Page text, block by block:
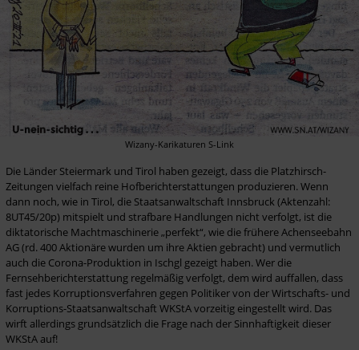
Wizany-Karikaturen S-Link
Die Länder Steiermark und Tirol haben gezeigt, dass die Platzhirsch-
Zeitungen vielfach reine Hofberichterstattungen produzieren. Wenn
dann noch, wie in Tirol, die Staatsanwaltschaft Innsbruck (Aktenzahl:
8UT45/20p) mitspielt und strafbare Handlungen nicht verfolgt, ist die
diktatorische Machtmaschinerie „perfekt“, wie die frühere Achenseebahn
AG (rd. 400 Aktionäre wurden um ihre Aktien gebracht) und vermutlich
auch die Corona-Produktion in Ischgl gezeigt haben. Wer die
Fernsehberichterstattung regelmäßig verfolgt, dem wird auffallen, dass
fast jedes Korruptionsverfahren gegen Politiker von der Wirtschafts- und
Korruptions-Staatsanwaltschaft WKStA vorzeitig eingestellt wird. Das
wirft allerdings grundsätzlich die Frage nach der Sinnhaftigkeit dieser
WKStA auf!